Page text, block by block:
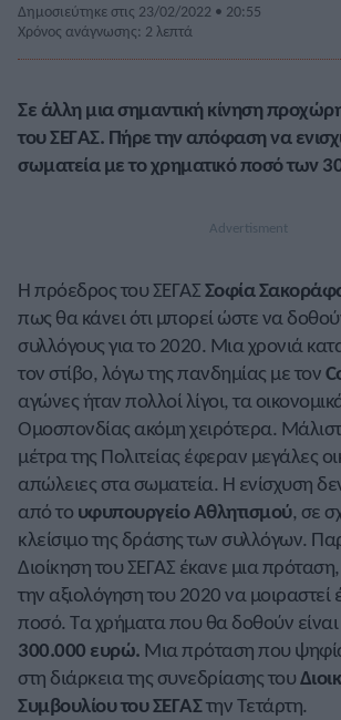
Δημοσιεύτηκε στις 23/02/2022 • 20:55
Χρόνος ανάγνωσης: 2 λεπτά
Σε άλλη μια σημαντική κίνηση
του ΣΕΓΑΣ. Πήρε την απόφαση να
σωματεία με το χρηματικό ποσό των
Η πρόεδρος του ΣΕΓΑΣΣοφία
πως θα κάνει ότι μπορεί ώστε να
συλλόγους για το 2020. Μια χρονιά
τον στίβο, λόγω της πανδημίας με τον
αγώνες ήταν πολλοί λίγοι, τα
Ομοσπονδίας ακόμη χειρότερα.
μέτρα της Πολιτείας έφεραν μεγάλες
απώλειες στα σωματεία. Η ενίσχυση
από το υφυπουργείο Αθλητισμού, σε
κλείσιμο της δράσης των συλλόγων.
Διοίκηση του ΣΕΓΑΣ έκανε μια
την αξιολόγηση του 2020 να μοιραστεί
ποσό. Τα χρήματα που θα δοθούν
300.000 ευρώ. Μια πρόταση που
στη διάρκεια της συνεδρίασης του
Συμβουλίου του ΣΕΓΑΣτην Τετάρτη.